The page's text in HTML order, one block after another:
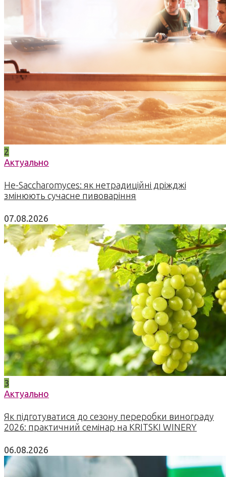
2
Актуально
Не-Saccharomyces: як нетрадиційні дріжджі
змінюють сучасне пивоваріння
07.08.2026
3
Актуально
Як підготуватися до сезону переробки винограду
2026: практичний семінар на KRITSKI WINERY
06.08.2026